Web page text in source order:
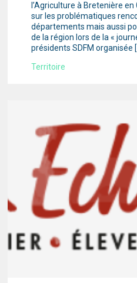
l’Agriculture à Bretenière
sur les problématiques
départements mais aussi
de la région lors de la «
présidents SDFM organisée
Territoire